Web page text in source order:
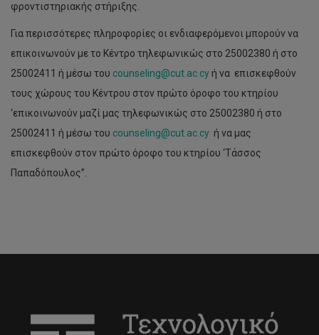
φροντιστηριακής στήριξης.
Για περισσότερες πληροφορίες οι ενδιαφερόμενοι μπορούν να
επικοινωνούν με το Κέντρο τηλεφωνικώς στο 25002380 ή στο
25002411 ή μέσω του counseling@cut.ac.cy ή να επισκεφθούν
τους χώρους του Κέντρου στον πρώτο όροφο του κτηρίου
‘επικοινωνούν μαζί μας τηλεφωνικώς στο 25002380 ή στο
25002411 ή μέσω του counseling@cut.ac.cy ή να μας
επισκεφθούν στον πρώτο όροφο του κτηρίου ‘Τάσσος
Παπαδόπουλος’’.